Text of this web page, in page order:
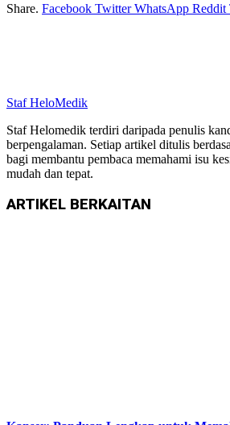
Share. Facebook Twitter WhatsApp Reddit
Staf HeloMedik
Staf Helomedik terdiri daripada penulis
berpengalaman. Setiap artikel ditulis
bagi membantu pembaca memahami isu
mudah dan tepat.
ARTIKEL BERKAITAN